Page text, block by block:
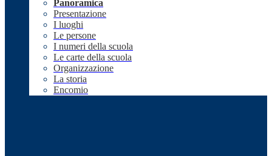
Panoramica
Presentazione
I luoghi
Le persone
I numeri della scuola
Le carte della scuola
Organizzazione
La storia
Encomio